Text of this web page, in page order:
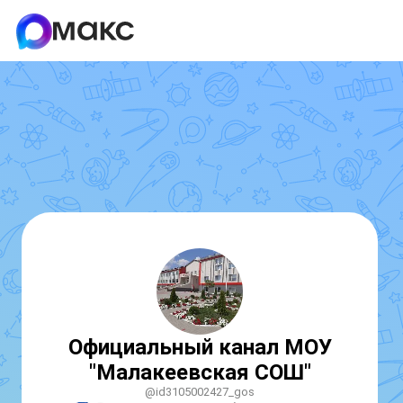
Официальный канал МОУ
"Малакеевская СОШ"
@id3105002427_gos